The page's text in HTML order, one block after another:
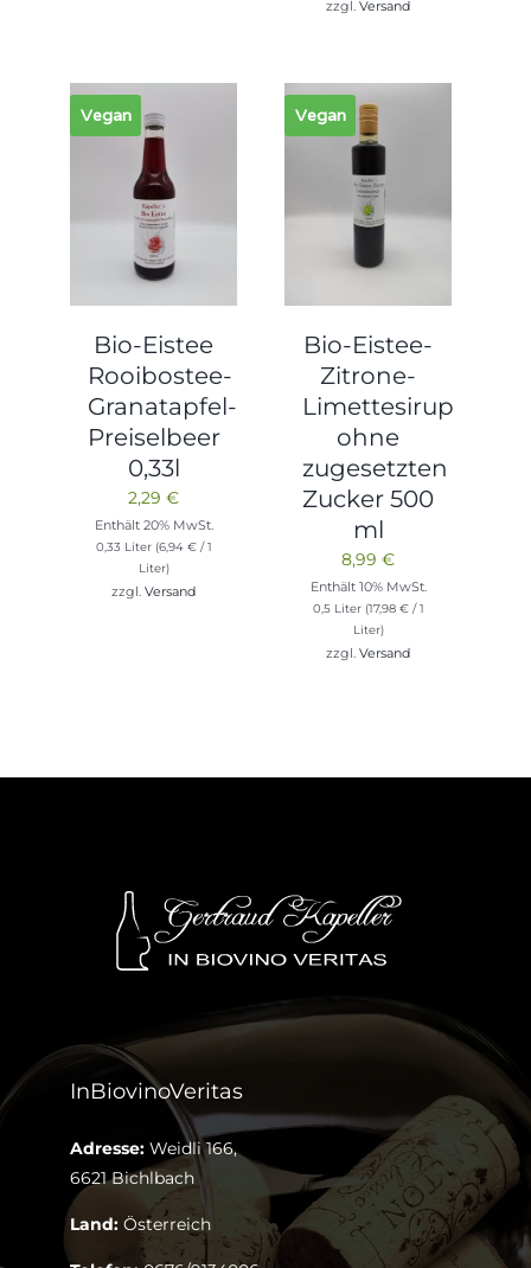
zzgl.Versand
Vegan
Bio-Eistee
Rooibostee-
Granatapfel-
Preiselbeer
0,33l
2,29€
Enthält 20% MwSt.
0,33 Liter (6,94 €/ 1
Liter)
zzgl.Versand
Vegan
Bio-Eistee-
Zitrone-
Limettesirup
ohne
zugesetzten
Zucker 500
ml
8,99€
Enthält 10% MwSt.
0,5 Liter (17,98 €/ 1
Liter)
zzgl.Versand
InBiovinoVeritas
Adresse: Weidli 166,
6621 Bichlbach
Land: Österreich